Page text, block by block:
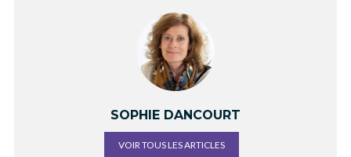
SOPHIE DANCOURT
VOIR TOUS LES ARTICLES